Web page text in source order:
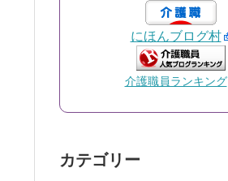
にほんブログ村
介護職員ランキング
カテゴリー